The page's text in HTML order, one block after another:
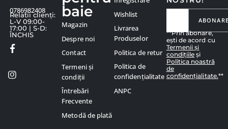
0786982408
Relatii clienți:
L-V 09:00-
17:00 | S-D:
ÎNCHIS
**Prin abonare,
ești de acord cu
Termenii și
condițiile și
Politica noastră
de
confidențialitate.**
baie
Magazin
Despre noi
Contact
Termeni și
condiții
Întrebări
Frecvente
Metodă de plată
Wishlist
Livrarea
Produselor
Politica de retur
Politica de
confidențialitate
ANPC